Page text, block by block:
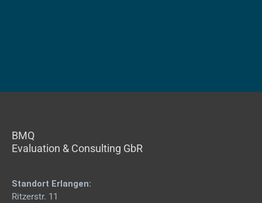
BMQ
Evaluation & Consulting GbR
Standort Erlangen:
Ritzerstr. 11